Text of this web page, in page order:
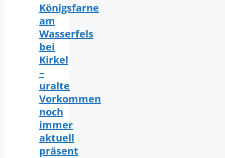
Königsfarne
am
Wasserfels
bei
Kirkel
–
uralte
Vorkommen
noch
immer
aktuell
präsent